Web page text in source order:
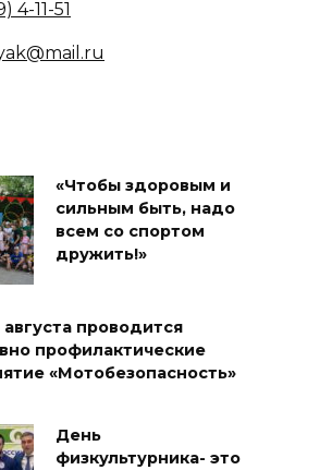
4-11-51
«Чтобы здоровым и
сильным быть, надо
всем со спортом
дружить!»
августа проводится
профилактические
«Мотобезопасность»
День
физкультурника- это